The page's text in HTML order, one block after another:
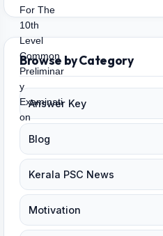
Browse by Category
Answer Key
Blog
Kerala PSC News
Motivation